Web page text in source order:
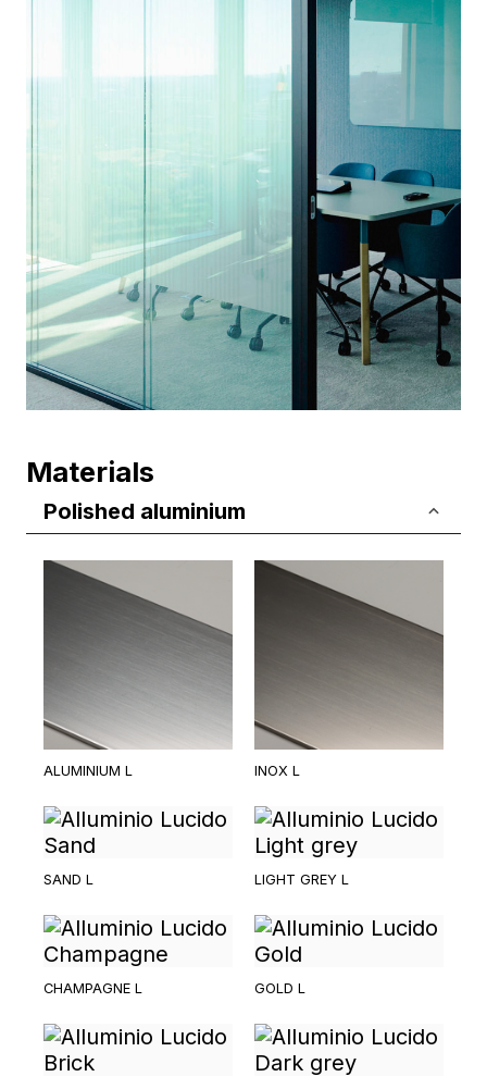
Materials
Polished aluminium
ALUMINIUM L INOX L
SAND L LIGHT GREY L
CHAMPAGNE L GOLD L